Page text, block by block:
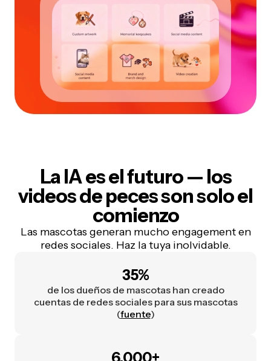
La IA es el futuro— los
videos de peces son solo el
comienzo
Las mascotas generan mucho engagement en
redes sociales. Haz la tuya inolvidable.
35%
de los dueños de mascotas han creado
cuentas de redes sociales para sus mascotas
(fuente)